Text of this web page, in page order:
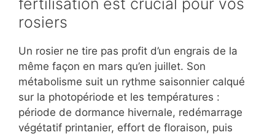
fertilisation est crucial pour vos
rosiers
Un rosier ne tire pas profit d’un engrais de la
même façon en mars qu’en juillet. Son
métabolisme suit un rythme saisonnier calqué
sur la photopériode et les températures :
période de dormance hivernale, redémarrage
végétatif printanier, effort de floraison, puis